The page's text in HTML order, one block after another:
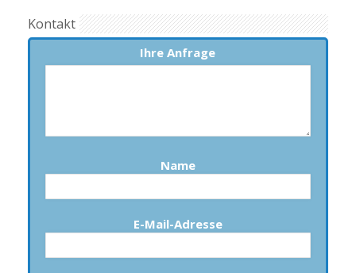
Kontakt
Ihre Anfrage
Name
E-Mail-Adresse